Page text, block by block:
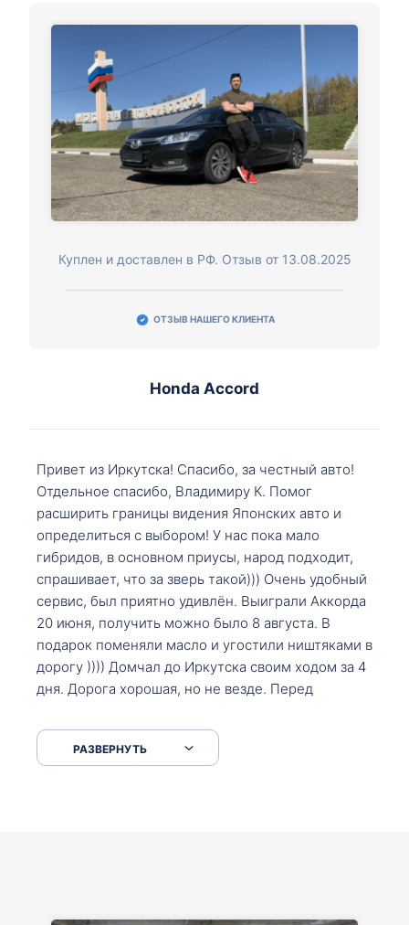
Куплен и доставлен в РФ. Отзыв от 13.08.2025
ОТЗЫВ НАШЕГО КЛИЕНТА
Honda Accord
Привет из Иркутска! Спасибо, за честный авто!
Отдельное спасибо, Владимиру К. Помог
расширить границы видения Японских авто и
определиться с выбором! У нас пока мало
гибридов, в основном приусы, народ подходит,
спрашивает, что за зверь такой))) Очень удобный
сервис, был приятно удивлён. Выиграли Аккорда
20 июня, получить можно было 8 августа. В
подарок поменяли масло и угостили ништяками в
дорогу )))) Домчал до Иркутска своим ходом за 4
дня. Дорога хорошая, но не везде. Перед
серпантинах по пути следования.
РАЗВЕРНУТЬ